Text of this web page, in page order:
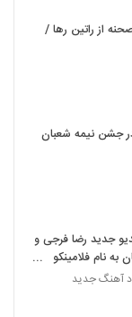
صحنه از راتین رها /
جشن نیمه شعبان
جدید رضا فرجی و
به نام فلامینکو
آهنگ جدید